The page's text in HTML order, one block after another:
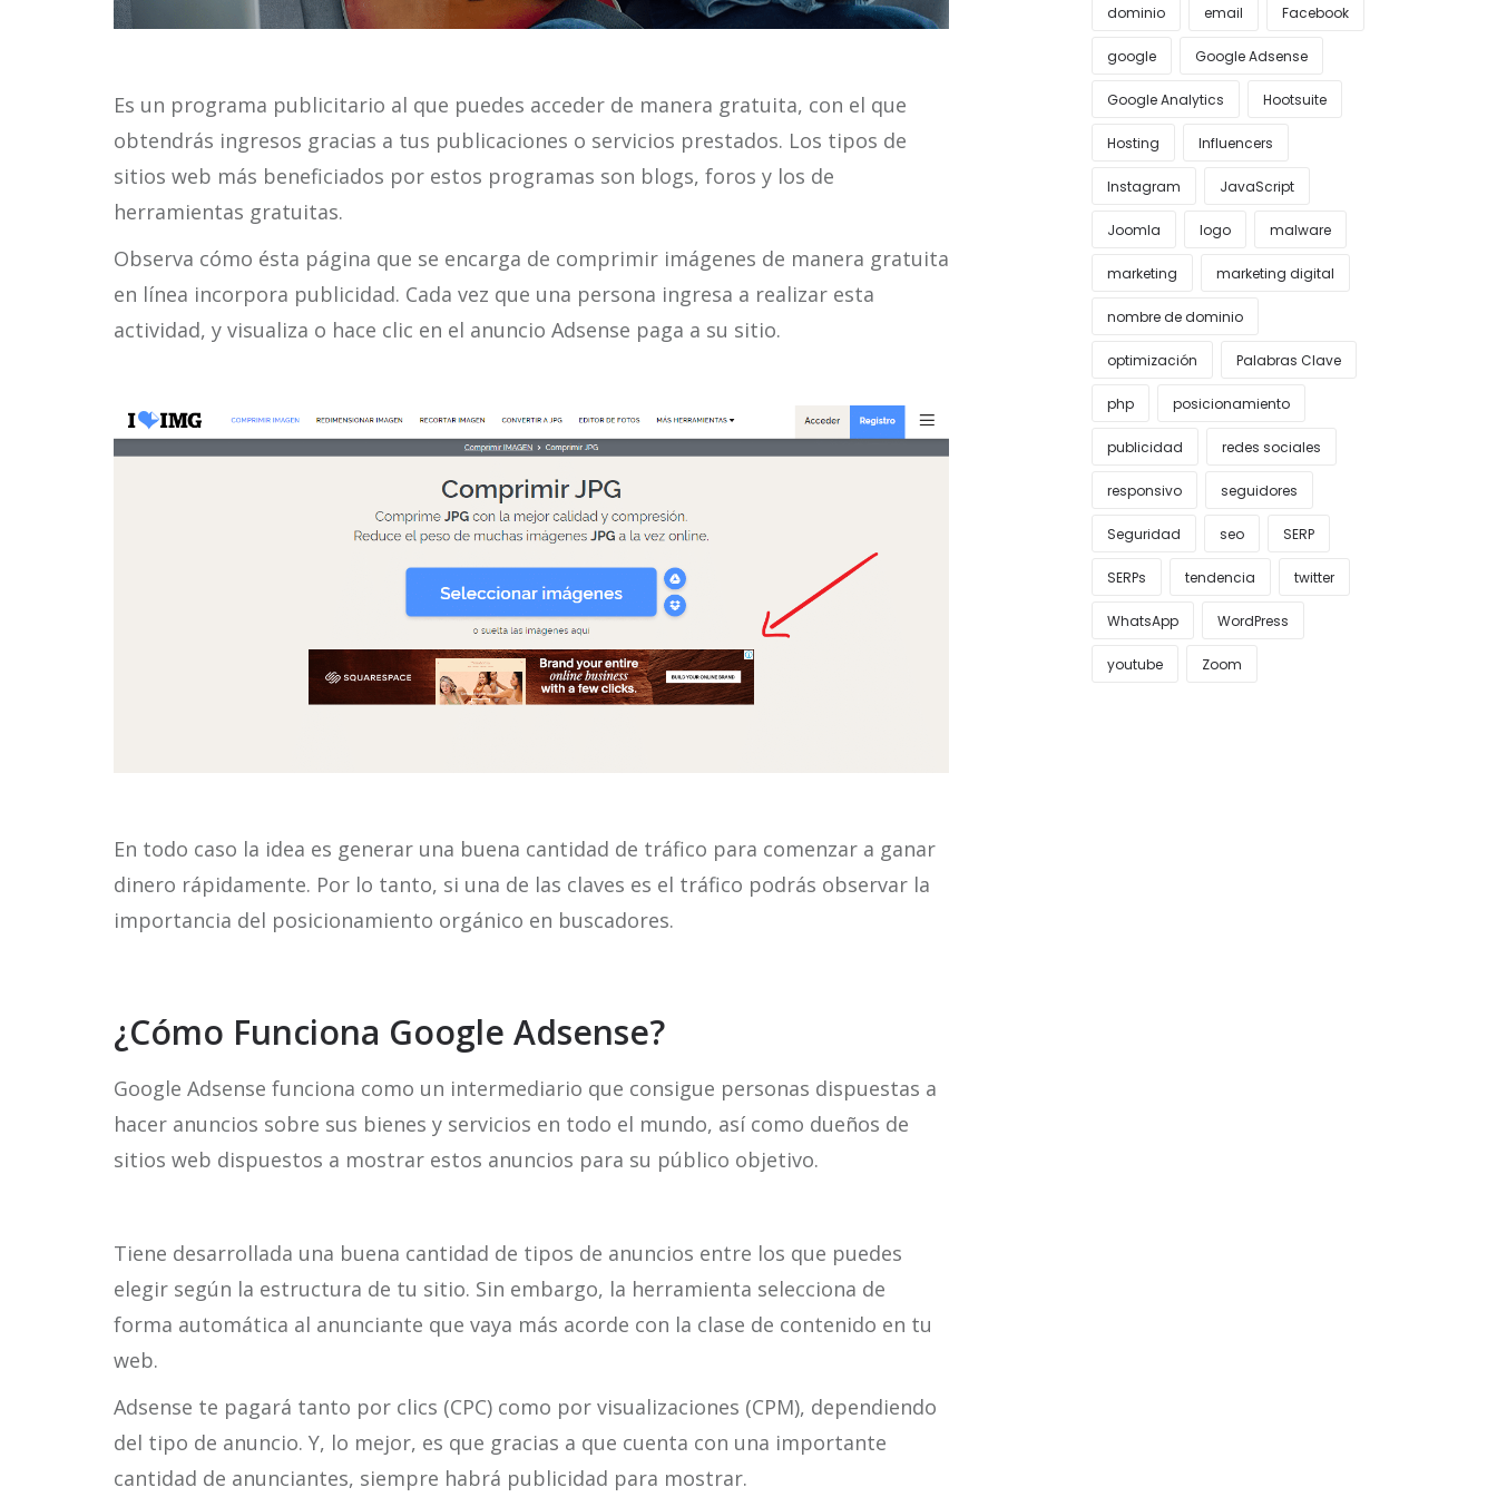
Es un programa publicitario al que puedes acceder de manera gratuita, con el que
obtendrás ingresos gracias a tus publicaciones o servicios prestados. Los tipos de
sitios web más beneficiados por estos programas son blogs, foros y los de
herramientas gratuitas.
Observa cómo ésta página que se encarga de comprimir imágenes de manera gratuita
en línea incorpora publicidad. Cada vez que una persona ingresa a realizar esta
actividad, y visualiza o hace clic en el anuncio Adsense paga a su sitio.
En todo caso la idea es generar una buena cantidad de tráfico para comenzar a ganar
dinero rápidamente. Por lo tanto, si una de las claves es el tráfico podrás observar la
importancia del posicionamiento orgánico en buscadores.
¿Cómo Funciona Google Adsense?
Google Adsense funciona como un intermediario que consigue personas dispuestas a
hacer anuncios sobre sus bienes y servicios en todo el mundo, así como dueños de
sitios web dispuestos a mostrar estos anuncios para su público objetivo.
Tiene desarrollada una buena cantidad de tipos de anuncios entre los que puedes
elegir según la estructura de tu sitio. Sin embargo, la herramienta selecciona de
forma automática al anunciante que vaya más acorde con la clase de contenido en tu
web.
Adsense te pagará tanto por clics (CPC) como por visualizaciones (CPM), dependiendo
del tipo de anuncio. Y, lo mejor, es que gracias a que cuenta con una importante
cantidad de anunciantes, siempre habrá publicidad para mostrar.
dominio email Facebook
google Google Adsense
Google Analytics Hootsuite
Hosting Influencers
Instagram JavaScript
Joomla logo malware
marketing marketing digital
nombre de dominio
optimización Palabras Clave
php posicionamiento
publicidad redes sociales
responsivo seguidores
Seguridad seo SERP
SERPs tendencia twitter
WhatsApp WordPress
youtube Zoom